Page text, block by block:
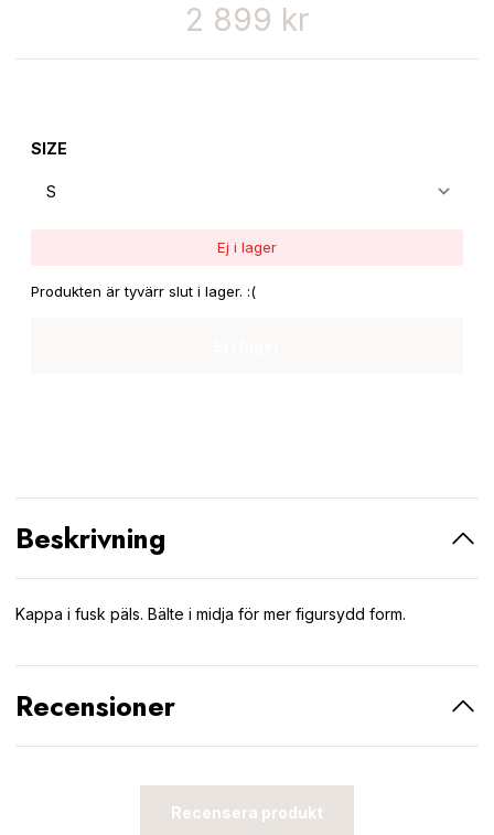
2 899 kr
SIZE
Ej i lager
Produkten är tyvärr slut i lager. :(
Beskrivning
Kappa i fusk päls. Bälte i midja för mer figursydd form.
Recensioner
Recensera produkt